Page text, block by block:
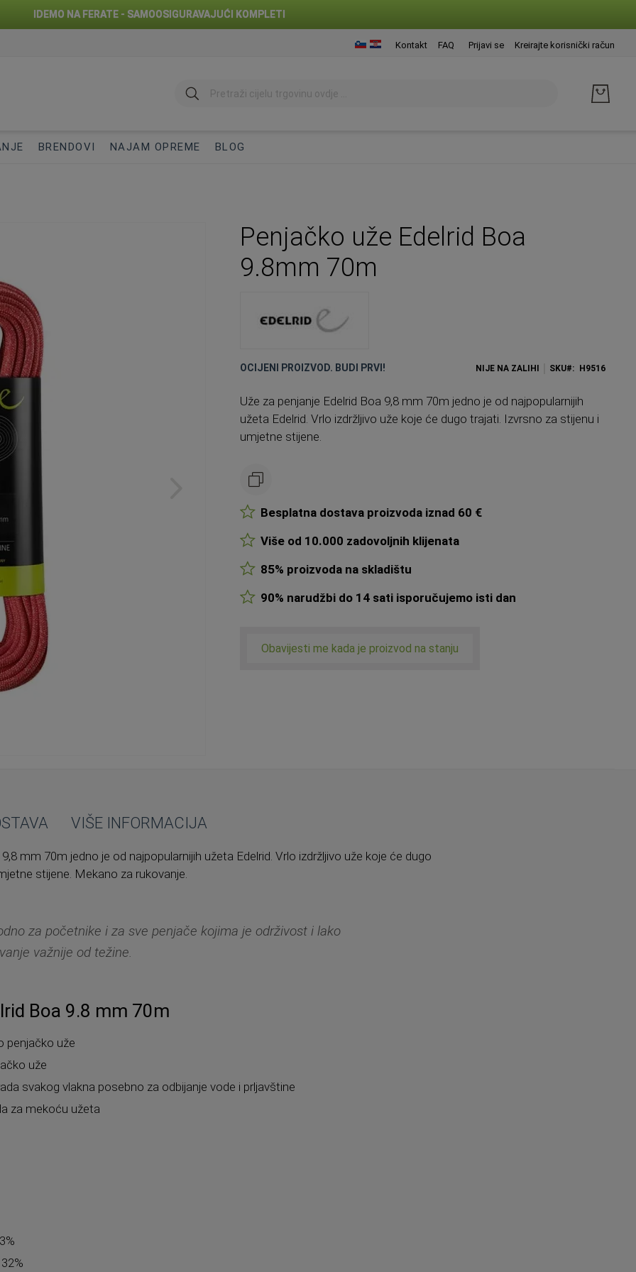
IDEMO NA FERATE - SAMOOSIGURAVAJUĆI KOMPLETI
na
Kontakt FAQ Prijavi se Kreirajte korisnički račun
traži
BRENDOVI NAJAM OPREME BLOG
Penjačko uže Edelrid Boa
9.8mm 70m
OCIJENI PROIZVOD. BUDI PRVI! NIJE NA ZALIHI SKU H9516
Uže za penjanje Edelrid Boa 9,8 mm 70m jedno je od najpopularnijih
užeta Edelrid. Vrlo izdržljivo uže koje će dugo trajati. Izvrsno za stijenu i
umjetne stijene.
Besplatna dostava proizvoda iznad 60 €
Više od 10.000 zadovoljnih klijenata
85% proizvoda na skladištu
90% narudžbi do 14 sati isporučujemo isti dan
Obavijesti me kada je proizvod na stanju
mm 70m jedno je od najpopularnijih užeta Edelrid. Vrlo izdržljivo uže koje će dugo
stijene. Mekano za rukovanje.
za početnike i za sve penjače kojima je održivost i lako
važnije od težine.
Boa 9.8 mm 70m
penjačko uže
uže
svakog vlakna posebno za odbijanje vode i prljavštine
za mekoću užeta
VIŠE INFORMACIJA